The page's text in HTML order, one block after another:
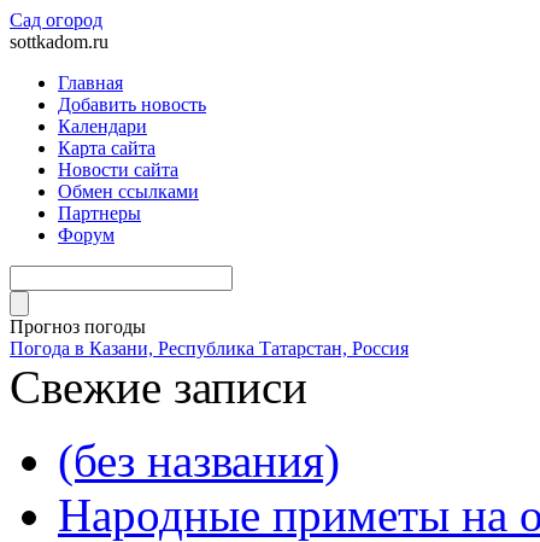
Сад огород
sottkadom.ru
Главная
Добавить новость
Календари
Карта сайта
Новости сайта
Обмен ссылками
Партнеры
Форум
Прогноз погоды
Погода в Казани, Республика Татарстан, Россия
Свежие записи
(без названия)
Народные приметы на